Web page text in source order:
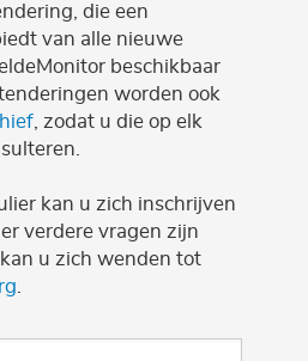
die een
van alle nieuwe
beschikbaar
worden ook
, zodat u die op elk
kan u zich inschrijven
verdere vragen zijn
u zich wenden tot